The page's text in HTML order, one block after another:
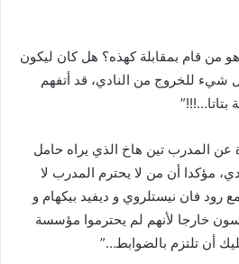
هو من قام بمقابلة كهذه؟ هل كان ليكون
شيء للخروج من النادي، قد أتفهم
عن المدرب تين هاخ الذي يراه حامل
مؤكدا أن من لا يحترم المدرب لا
رود فان نيستلروي و ديفيد بيكهام و
خارجا لأنهم لم يحترموا مؤسسة
أن تلتزم بالضوابط…”